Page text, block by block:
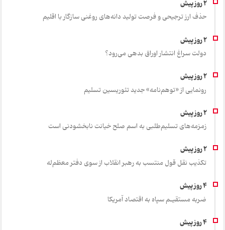
حذف ارز ترجیحی و فرصت تولید دانه‌های روغنی سازگار با اقلیم
دولت سراغ انتشار اوراق بدهی می‌رود؟
رونمایی از «توهم‌نامه» جدید تئور‌یسین تسلیم
زمزمه‌های تسلیم‌طلبی به اسم صلح خیانت نابخشودنی است
تکذیب نقل قول منتسب به رهبر انقلاب از سوی دفتر معظم‌له
ضربه مستقیـم سپاه به اقتصاد آمر‌یکا